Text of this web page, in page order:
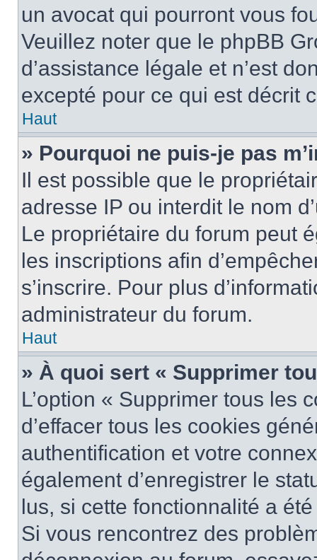
un avocat qui pourront vous
Veuillez noter que le phpBB
d’assistance légale et n’est
excepté pour ce qui est décrit
Haut
» Pourquoi ne puis-je pas
Il est possible que le
adresse IP ou interdit le nom
Le propriétaire du forum peut
les inscriptions afin
s’inscrire. Pour plus
administrateur du forum.
Haut
» À quoi sert « Supprimer
L’option « Supprimer tous les
d’effacer tous les cookies
authentification et votre
également d’enregistrer le
lus, si cette fonctionnalité a
Si vous rencontrez des